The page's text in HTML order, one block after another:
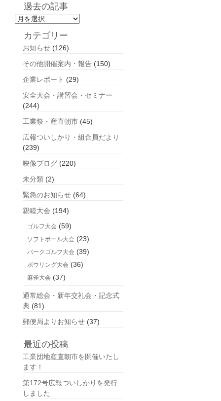
過去の記事
過
カテゴリー
お知らせ (126)
その他開催案内・報告 (150)
企業レポート (29)
安全大会・講習会・セミナー
(244)
工業祭・産直朝市 (45)
広報ついしかり・組合員だより
(239)
映像ブログ (220)
未分類 (2)
緊急のお知らせ (64)
親睦大会 (194)
ゴルフ大会 (59)
ソフトボール大会 (23)
パークゴルフ大会 (39)
ボウリング大会 (36)
麻雀大会 (37)
通常総会・新年交礼会・記念式
典 (81)
郵便局よりお知らせ (37)
最近の投稿
工業団地産直朝市を開催いたし
ます！
第172号広報ついしかりを発行
しました